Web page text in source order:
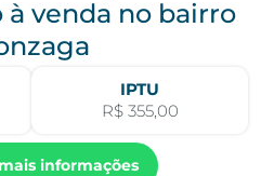
venda no bairro
IPTU
R$ 355,00
informações